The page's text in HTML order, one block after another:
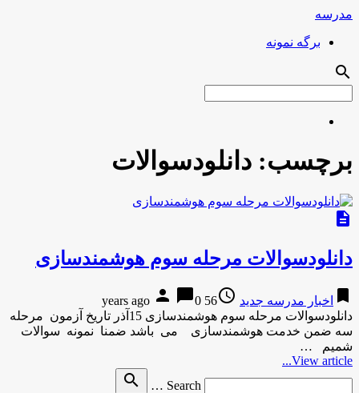
مدرسه
برگه نمونه
search
برچسب: دانلودسوالات
description
دانلودسوالات مرحله سوم هوشمندسازی
bookmark اخبار مدرسه جدید access_time
56 years ago
person chat_bubble0
دانلودسوالات مرحله سوم هوشمندسازی 15آذر تاریخ آزمون مرحله
سه ضمن خدمت هوشمندسازی می باشد ضمنا نمونه سوالات
شمیم …
View article...
Search …
search